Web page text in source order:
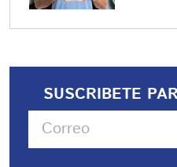
SUSCRIBETE